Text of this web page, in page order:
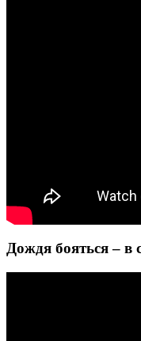
Дождя бояться – в